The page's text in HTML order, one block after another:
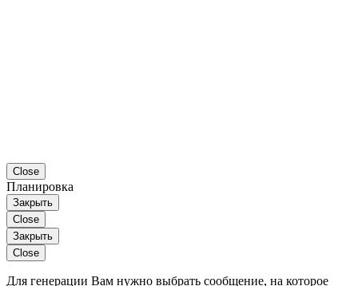
Close
Планировка
Закрыть
Close
Закрыть
Close
Для генерации Вам нужно выбрать сообщение, на которое